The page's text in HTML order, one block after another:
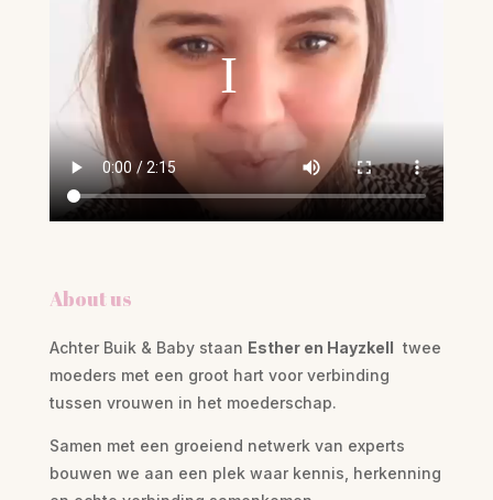
About us
Achter Buik & Baby staan Esther en Hayzkell
twee
moeders met een groot hart voor verbinding
tussen vrouwen in het moederschap.
Samen met een groeiend netwerk van experts
bouwen we aan een plek waar kennis, herkenning